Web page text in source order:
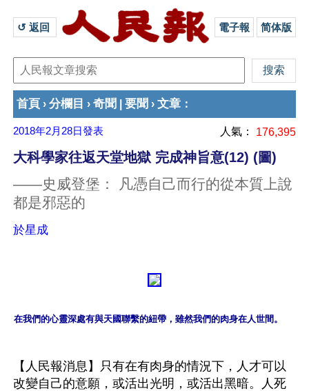
↺ 返回 電子報 简体版
首頁 › 分欄目 › 奇聞 要聞 › 文章 ：
2018年2月28日發表 人氣： 176,395
大科學家往返天堂地獄 完成神旨意(12) (圖)
——史威登堡： 凡憑自己而行的從本質上說
都是邪惡的
於星成
在我們的心靈深處有與天國聯繫的紐帶，雖然我們的肉身在人世間。
【人民報消息】只有在有肉身的情況下，人才可以
改變自己的意願，或活出光明，或活出黑暗。人死